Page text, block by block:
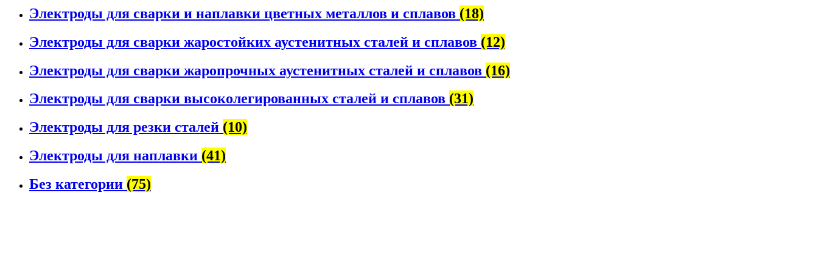
Электроды для сварки и наплавки цветных металлов и сплавов (18)
Электроды для сварки жаростойких аустенитных сталей и сплавов (12)
Электроды для сварки жаропрочных аустенитных сталей и сплавов (16)
Электроды для сварки высоколегированных сталей и сплавов (31)
Электроды для резки сталей (10)
Электроды для наплавки (41)
Без категории (75)